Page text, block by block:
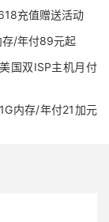
充值赠送活动
存/年付89元起
国双ISP主机月付
内存/年付21加元